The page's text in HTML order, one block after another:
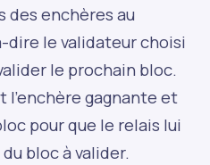
des enchères au
dire le validateur choisi
le prochain bloc.
gagnante et
pour que le relais lui
bloc à valider.